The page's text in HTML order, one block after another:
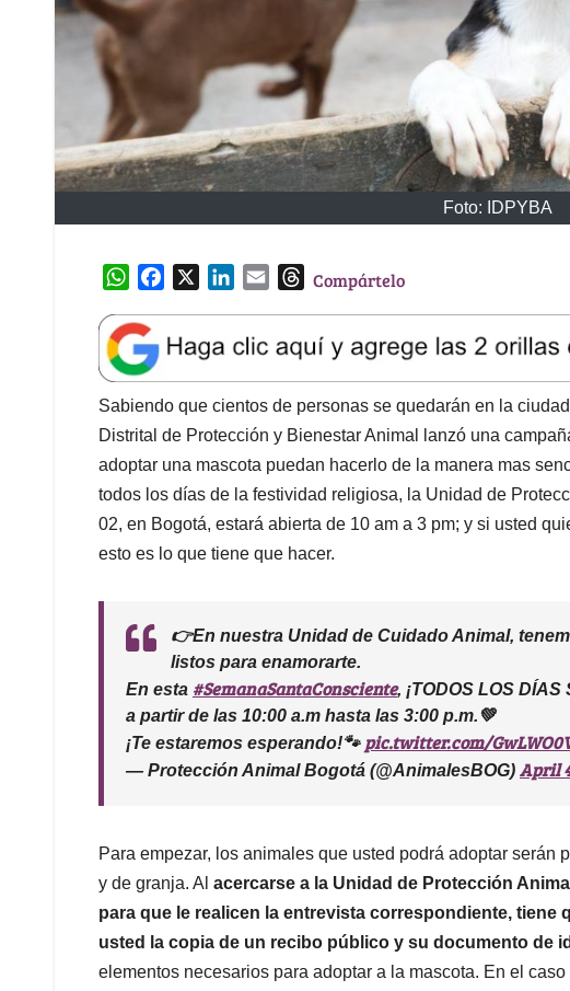
Foto: IDPYBA
W
a
t
s
A
p
p
e
b
o
o
k
k
e
d
I
n
l
T
e
a
d
s
Compártelo
Sabiendo que cientos de personas se quedarán en la
Distrital de Protección y Bienestar Animal lanzó una
adoptar una mascota puedan hacerlo de la manera mas
todos los días de la festividad religiosa, la Unidad de
02, en Bogotá, estará abierta de 10 am a 3 pm; y si usted
esto es lo que tiene que hacer.
👉En nuestra Unidad de Cuidado Animal,
listos para enamorarte.
En esta #SemanaSantaConsciente, ¡TODOS LOS
a partir de las 10:00 a.m hasta las 3:00 p.m.💚
¡Te estaremos esperando!🐾 pic.twitter.com/
— Protección Animal Bogotá (@AnimalesBOG) April
Para empezar, los animales que usted podrá adoptar serán
y de granja. Al acercarse a la Unidad de Protección Animal
para que le realicen la entrevista correspondiente, tiene
usted la copia de un recibo público y su documento de
elementos necesarios para adoptar a la mascota. En el